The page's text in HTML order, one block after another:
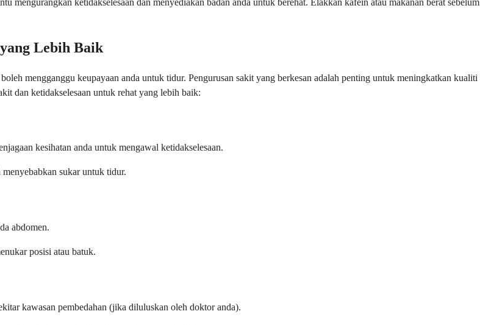
mengurangkan ketidakselesaan dan menyediakan badan anda untuk berehat. Elakkan kafein atau makanan berat sebelum
Lebih Baik
mengganggu keupayaan anda untuk tidur. Pengurusan sakit yang berkesan adalah penting untuk meningkatkan kualiti
dan ketidakselesaan untuk rehat yang lebih baik:
kesihatan anda untuk mengawal ketidakselesaan.
sukar untuk tidur.
abdomen.
posisi atau batuk.
kawasan pembedahan (jika diluluskan oleh doktor anda).